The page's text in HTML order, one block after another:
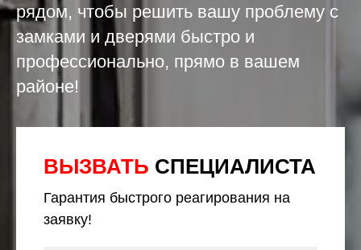
рядом, чтобы решить вашу проблему с
замками и дверями быстро и
профессионально, прямо в вашем
районе!
ВЫЗВАТЬ СПЕЦИАЛИСТА
Гарантия быстрого реагирования на
заявку!